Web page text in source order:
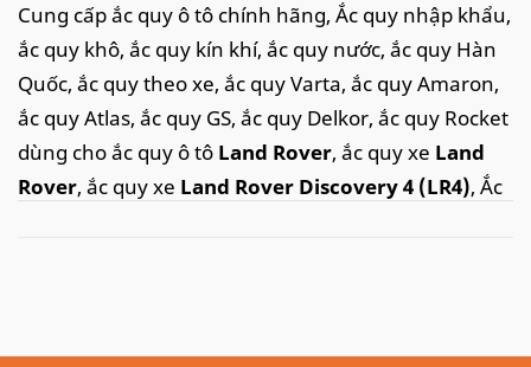
Cung cấp ắc quy ô tô chính hãng, Ắc quy nhập khẩu,
ắc quy khô, ắc quy kín khí, ắc quy nước, ắc quy Hàn
Quốc, ắc quy theo xe, ắc quy Varta, ắc quy Amaron,
ắc quy Atlas, ắc quy GS, ắc quy Delkor, ắc quy Rocket
dùng cho ắc quy ô tô Land Rover, ắc quy xe Land
Rover, ắc quy xe Land Rover Discovery 4 (LR4), Ắc